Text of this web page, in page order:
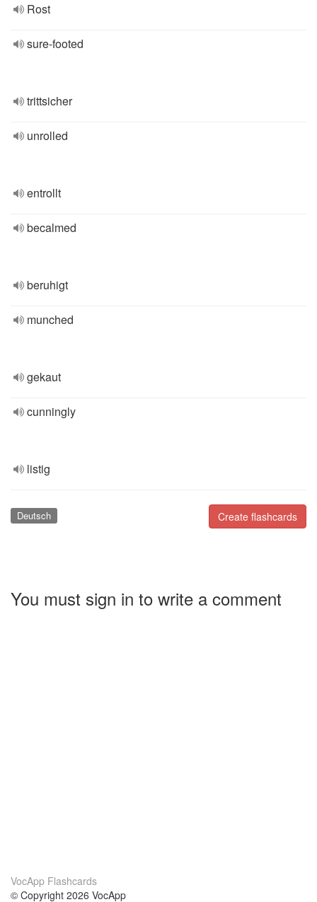
Rost
sure-footed
trittsicher
unrolled
entrollt
becalmed
beruhigt
munched
gekaut
cunningly
listig
Create flashcards
Deutsch
You must sign in to write a comment
VocApp Flashcards
© Copyright 2026 VocApp